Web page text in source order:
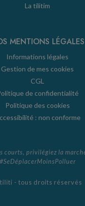
La tilitim
MENTIONS LÉGALES
Informations légales
Gestion de mes cookies
CGL
de confidentialité
Politique des cookies
: non conforme
courts, privilégiez la
#SeDéplacerMoinsPolluer
- tous droits réservés